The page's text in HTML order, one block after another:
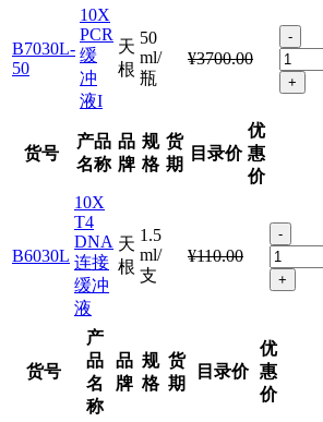
B7030L-
50
10X
PCR
缓
冲
液I
天
根
50
ml/
瓶
¥3700.00
-
+
货号
产品
名称
品
牌
规
格
货
期
目录价
优
惠
价
B6030L
10X
T4
DNA
连接
缓冲
液
天
根
1.5
ml/
支
¥110.00
-
+
货号
产
品
名
称
品
牌
规
格
货
期
目录价
优
惠
价